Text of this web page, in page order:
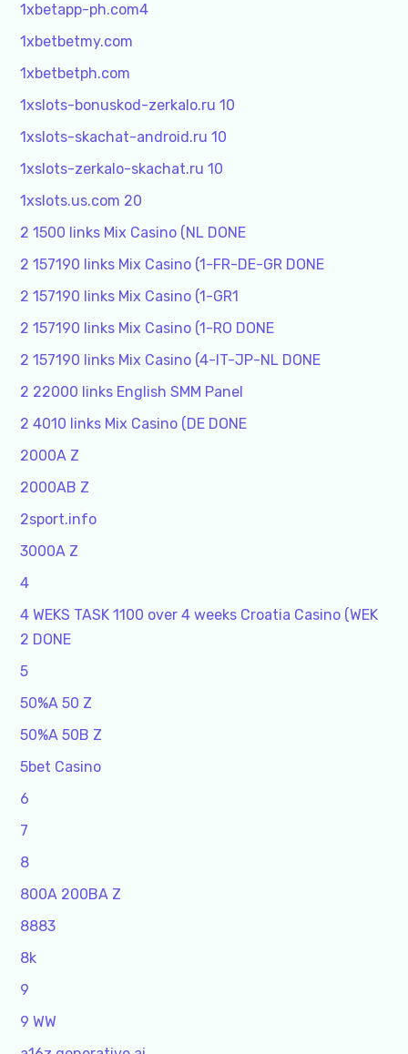
1xbetapp-ph.com4
1xbetbetmy.com
1xbetbetph.com
1xslots-bonuskod-zerkalo.ru 10
1xslots-skachat-android.ru 10
1xslots-zerkalo-skachat.ru 10
1xslots.us.com 20
2 1500 links Mix Casino (NL DONE
2 157190 links Mix Casino (1-FR-DE-GR DONE
2 157190 links Mix Casino (1-GR1
2 157190 links Mix Casino (1-RO DONE
2 157190 links Mix Casino (4-IT-JP-NL DONE
2 22000 links English SMM Panel
2 4010 links Mix Casino (DE DONE
2000A Z
2000AB Z
2sport.info
3000A Z
4
4 WEKS TASK 1100 over 4 weeks Croatia Casino (WEK
2 DONE
5
50%A 50 Z
50%A 50B Z
5bet Casino
6
7
8
800A 200BA Z
8883
8k
9
9 WW